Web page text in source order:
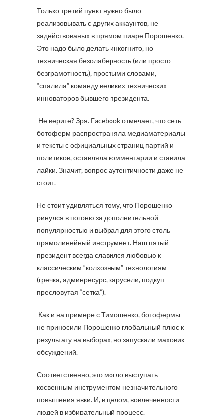
Только третий пункт нужно было
реализовывать с других аккаунтов, не
задействованых в прямом пиаре Порошенко.
Это надо было делать инкогнито, но
техническая безолаберность (или просто
безграмотность), простыми словами,
“спалила” команду великих технических
инноваторов бывшего президента.
Не верите? Зря. Facebook отмечает, что сеть
ботоферм распространяла медиаматериалы
и тексты с официальных страниц партий и
политиков, оставляла комментарии и ставила
лайки. Значит, вопрос аутентичности даже не
стоит.
Не стоит удивляться тому, что Порошенко
ринулся в погоню за дополнительной
популярностью и выбрал для этого столь
прямолинейный инструмент. Наш пятый
президент всегда славился любовью к
классическим “колхозным” технологиям
(гречка, админресурс, карусели, подкуп —
пресловутая “сетка”).
Как и на примере с Тимошенко, ботофермы
не приносили Порошенко глобальный плюс к
результату на выборах, но запускали маховик
обсуждений.
Соответственно, это могло выступать
косвенным инструментом незначительного
повышения явки. И, в целом, вовлеченности
людей в избирательный процесс.